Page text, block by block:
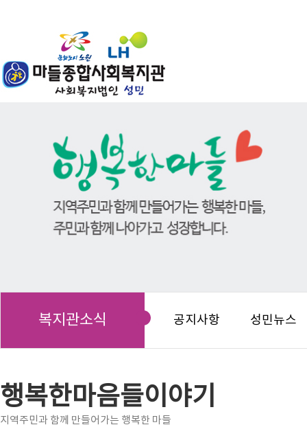
복지관소식 공지사항 성민뉴스
행복한마음들이야기
지역주민과 함께 만들어가는 행복한 마들